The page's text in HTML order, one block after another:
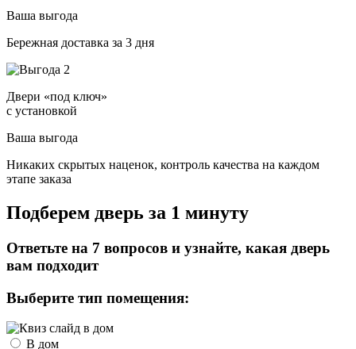
Ваша выгода
Бережная доставка за 3 дня
Двери «под ключ»
с установкой
Ваша выгода
Никаких скрытых наценок, контроль качества на каждом
этапе заказа
Подберем дверь за 1 минуту
Ответьте на 7 вопросов и узнайте, какая дверь
вам подходит
Выберите тип помещения:
В дом